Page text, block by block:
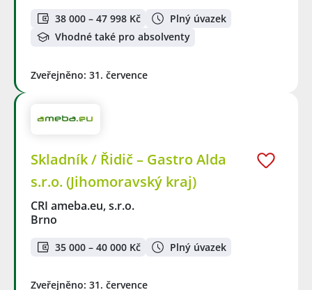
38 000 – 47 998 Kč
Plný úvazek
Vhodné také pro absolventy
Zveřejněno: 31. července
Skladník / Řidič – Gastro Alda
s.r.o. (Jihomoravský kraj)
CRI ameba.eu, s.r.o.
Brno
35 000 – 40 000 Kč Plný úvazek
Zveřejněno: 31. července